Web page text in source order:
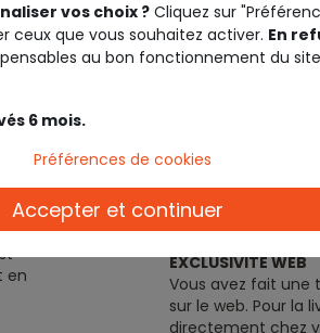
Description
en
EXCLUSIVITE WEB
Vous avez fait une
sur le web. Pour la
directement chez
vos choix ? Cliquez sur
ceux que vous souhaitez activer. En
au bon fonctionnement du
6 mois.
Préférences de cookies
Accepter et continuer